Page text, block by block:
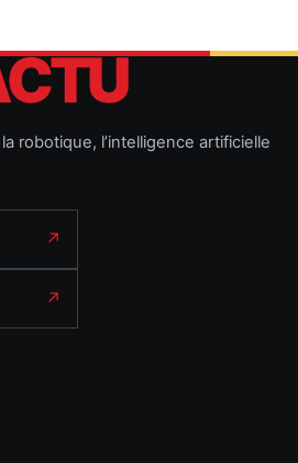
robotique, l’intelligence artificielle
↗
↗